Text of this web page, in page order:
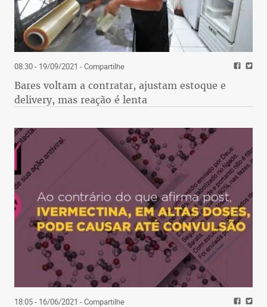
08:30 - 19/09/2021 - Compartilhe
Bares voltam a contratar, ajustam estoque e
delivery, mas reação é lenta
18:05 - 16/06/2021 - Compartilhe